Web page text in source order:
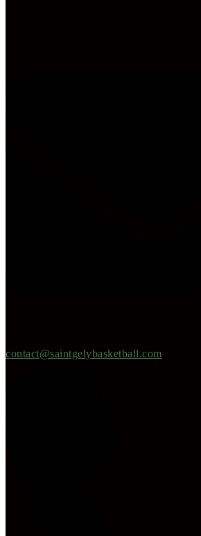
contact@saintgelybasketball.com